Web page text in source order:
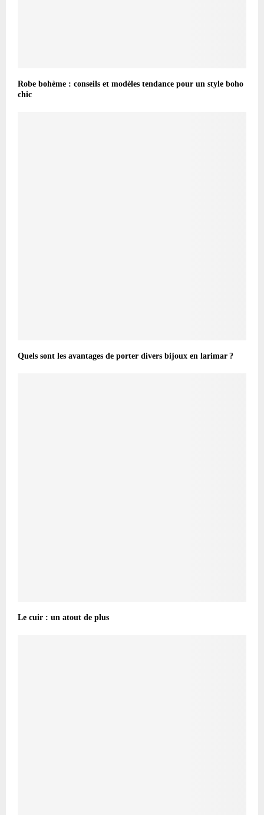
Robe bohème : conseils et modèles tendance pour un style boho
chic
Quels sont les avantages de porter divers bijoux en larimar ?
Le cuir : un atout de plus